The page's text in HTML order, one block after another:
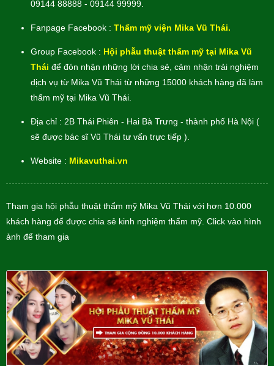
09144 88888 - 09144 99999.
Fanpage Facebook : Thẩm mỹ viện Mika Vũ Thái.
Group Facebook : Hội phẫu thuật thẩm mỹ tại Mika Vũ
Thái để đón nhận những lời chia sẻ, cảm nhận trải nghiệm
dịch vụ từ Mika Vũ Thái từ những 15000 khách hàng đã làm
thẩm mỹ tại Mika Vũ Thái.
Địa chỉ : 2B Thái Phiên - Hai Bà Trưng - thành phố Hà Nội (
sẽ được bác sĩ Vũ Thái tư vấn trực tiếp ).
Website : Mikavuthai.vn
Tham gia hội phẫu thuật thẩm mỹ Mika Vũ Thái với hơn 10.000
khách hàng để được chia sẻ kinh nghiệm thẩm mỹ. Click vào hình
ảnh để tham gia